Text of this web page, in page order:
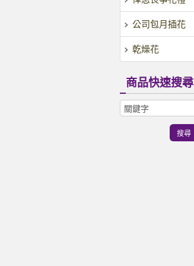
公司包月插花
乾燥花
商品快速搜尋